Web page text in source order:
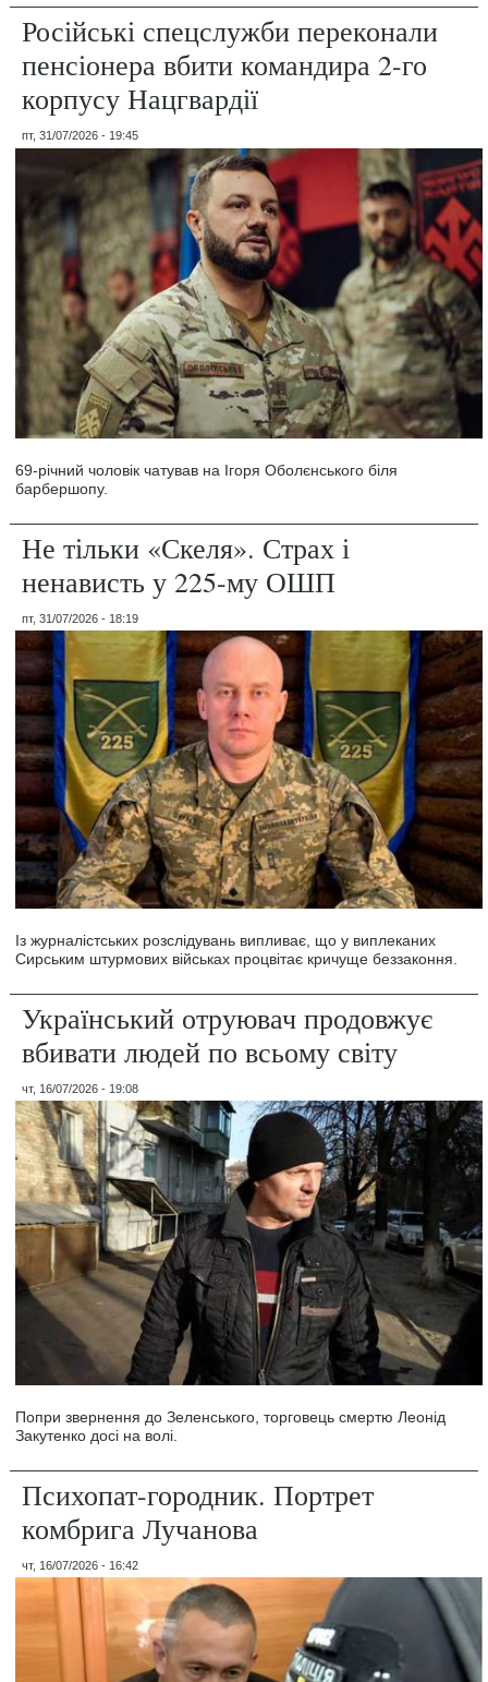
Російські спецслужби переконали
пенсіонера вбити командира 2-го
корпусу Нацгвардії
пт, 31/07/2026 - 19:45
69-річний чоловік чатував на Ігоря Оболєнського біля
барбершопу.
Не тільки «Скеля». Страх і
ненависть у 225-му ОШП
пт, 31/07/2026 - 18:19
Із журналістських розслідувань випливає, що у виплеканих
Сирським штурмових військах процвітає кричуще беззаконня.
Український отруювач продовжує
вбивати людей по всьому світу
чт, 16/07/2026 - 19:08
Попри звернення до Зеленського, торговець смертю Леонід
Закутенко досі на волі.
Психопат-городник. Портрет
комбрига Лучанова
чт, 16/07/2026 - 16:42